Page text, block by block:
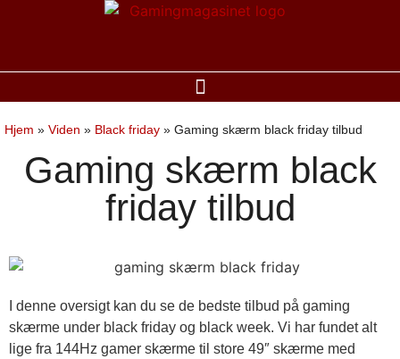
Hjem » Viden » Black friday » Gaming skærm black friday tilbud
Gaming skærm black
friday tilbud
I denne oversigt kan du se de bedste tilbud på gaming
skærme under black friday og black week. Vi har fundet alt
lige fra 144Hz gamer skærme til store 49″ skærme med